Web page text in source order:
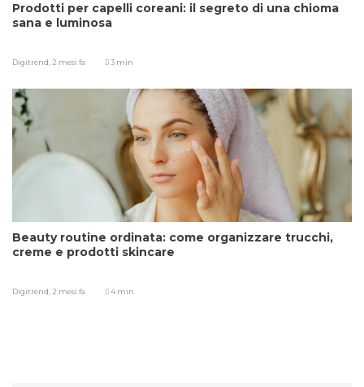
Prodotti per capelli coreani: il segreto di una chioma
sana e luminosa
Digitrend,2 mesi fa 3 min
Beauty routine ordinata: come organizzare trucchi,
creme e prodotti skincare
Digitrend,2 mesi fa 4 min